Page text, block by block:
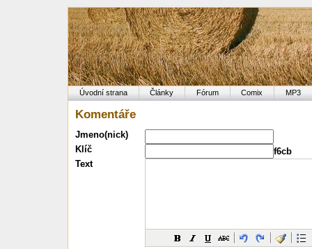
Úvodní strana Články Fórum Comix MP3
Komentáře
Jmeno(nick)
Klíč
f6cb
Text